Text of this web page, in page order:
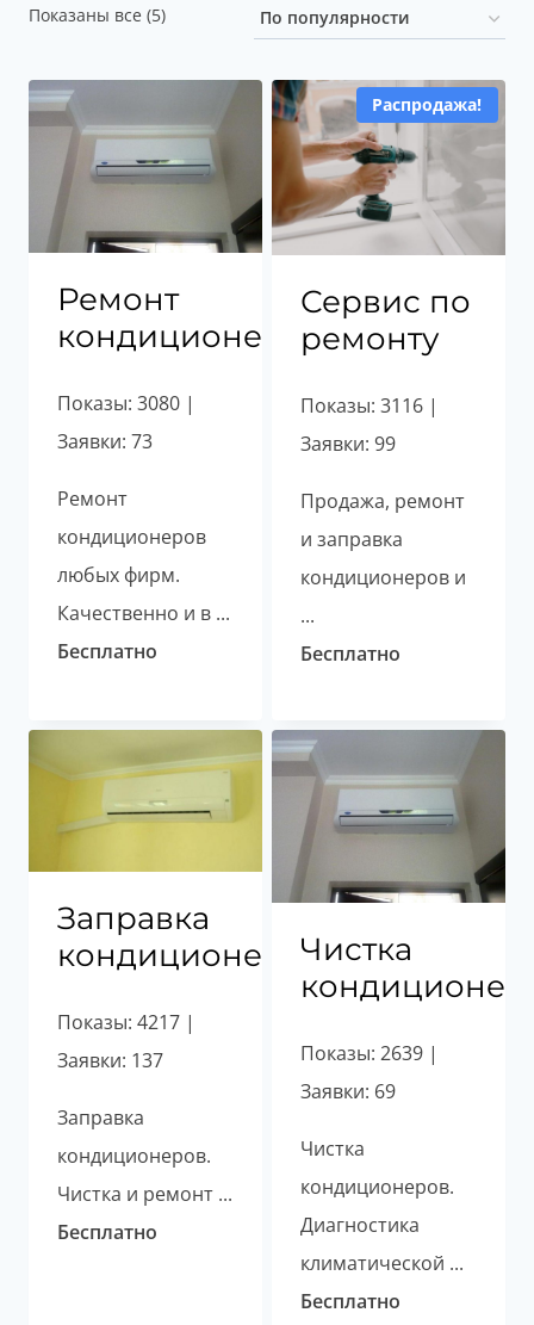
Показаны все (5)Сортировка:
популярности
Ремонт
кондиционеров
Показы: 3080 |
Заявки: 73
Ремонт
кондиционеров
любых фирм.
Качественно и в ...
Бесплатно
Распродажа!
Сервис по
ремонту
Показы: 3116 |
Заявки: 99
Продажа, ремонт
и заправка
кондиционеров и
...
Бесплатно
Заправка
кондиционеров
Показы: 4217 |
Заявки: 137
Заправка
кондиционеров.
Чистка и ремонт ...
Бесплатно
Чистка
Показы: 2639 |
Заявки: 69
Чистка
кондиционеров.
Диагностика
климатической ...
Бесплатно